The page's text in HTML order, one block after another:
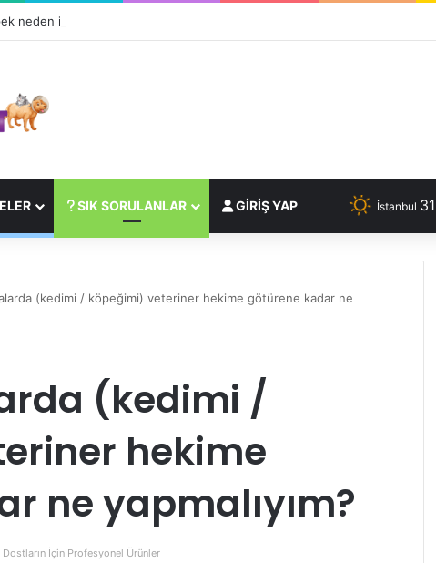
neden insanın en iyi dostudur?
SIK SORULANLAR GIRIŞ YAP İstanbul 31
(kedimi / köpeğimi) veteriner hekime götürene kadar ne
(kedimi /
hekime
ne yapmalıyım?
Dostların İçin Profesyonel Ürünler